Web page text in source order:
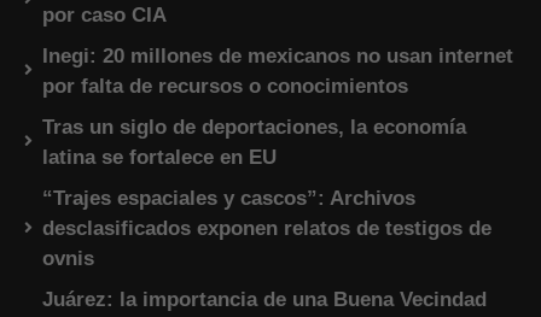
por caso CIA
Inegi: 20 millones de mexicanos no usan internet
por falta de recursos o conocimientos
Tras un siglo de deportaciones, la economía
latina se fortalece en EU
“Trajes espaciales y cascos”: Archivos
desclasificados exponen relatos de testigos de
ovnis
Juárez: la importancia de una Buena Vecindad